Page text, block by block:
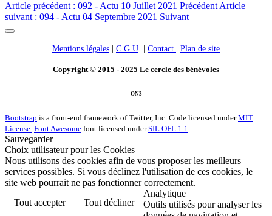
Article précédent : 092 - Actu 10 Juillet 2021 Précédent Article
suivant : 094 - Actu 04 Septembre 2021 Suivant
Mentions légales C.G.U. | Contact Plan de site
Copyright © 2015 - 2025 Le cercle des bénévoles
ON3
Bootstrap is a front-end framework of Twitter, Inc. Code licensed underMIT
License. Font Awesome font licensed underSIL OFL 1.1.
Sauvegarder
Choix utilisateur pour les Cookies
Nous utilisons des cookies afin de vous proposer les meilleurs
services possibles. Si vous déclinez l'utilisation de ces cookies, le
site web pourrait ne pas fonctionner correctement.
Tout accepter
Tout décliner
Analytique
Outils utilisés pour analyser les